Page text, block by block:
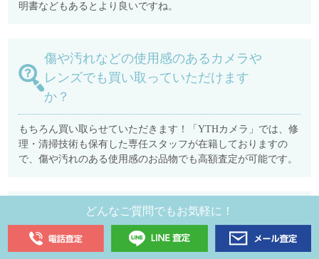
明書などもあるとより良いですね。
傷や汚れなどの使用感のあるカメラや
レンズでも買い取っていただけます
か？
もちろん買い取らせていただきます！「YTHカメラ」では、修
理・清掃技術も保有した専任スタッフが在籍しておりますの
で、傷や汚れのある使用感のお品物でも高額査定が可能です。
オールドカメラやフィルムカメラは買
い取っていただけますか？
どんなご質問でもお気軽に！